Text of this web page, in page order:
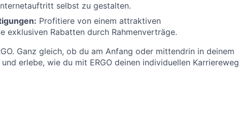
selbst zu gestalten.
Profitiere von einem attraktiven
exklusiven Rabatten durch Rahmenverträge.
Ganz gleich, ob du am Anfang oder mittendrin in deinem
erlebe, wie du mit ERGO deinen individuellen Karriereweg